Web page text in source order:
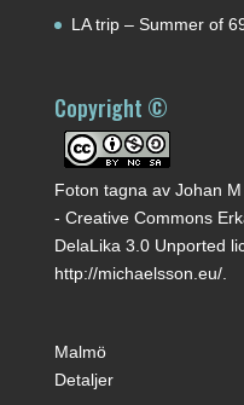
LA trip – Summer of
Copyright ©
Foton tagna av Johan M
- Creative Commons
DelaLika 3.0 Unported
http://michaelsson.eu/.
Malmö
Detaljer